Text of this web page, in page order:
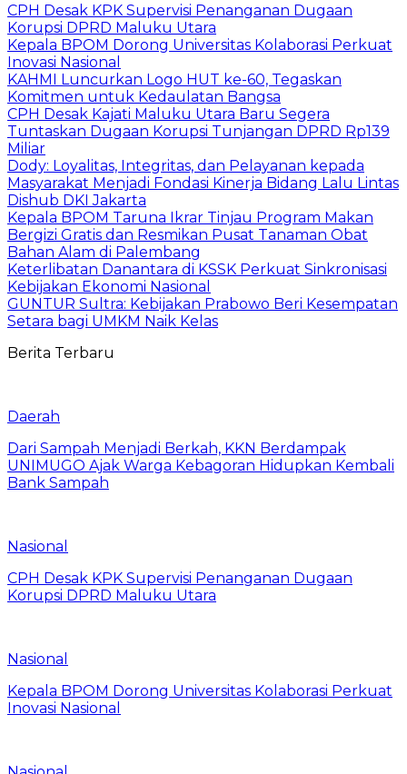
CPH Desak KPK Supervisi Penanganan Dugaan
Korupsi DPRD Maluku Utara
Kepala BPOM Dorong Universitas Kolaborasi Perkuat
Inovasi Nasional
KAHMI Luncurkan Logo HUT ke-60, Tegaskan
Komitmen untuk Kedaulatan Bangsa
CPH Desak Kajati Maluku Utara Baru Segera
Tuntaskan Dugaan Korupsi Tunjangan DPRD Rp139
Miliar
Dody: Loyalitas, Integritas, dan Pelayanan kepada
Masyarakat Menjadi Fondasi Kinerja Bidang Lalu Lintas
Dishub DKI Jakarta
Kepala BPOM Taruna Ikrar Tinjau Program Makan
Bergizi Gratis dan Resmikan Pusat Tanaman Obat
Bahan Alam di Palembang
Keterlibatan Danantara di KSSK Perkuat Sinkronisasi
Kebijakan Ekonomi Nasional
GUNTUR Sultra: Kebijakan Prabowo Beri Kesempatan
Setara bagi UMKM Naik Kelas
Berita Terbaru
Daerah
Dari Sampah Menjadi Berkah, KKN Berdampak
UNIMUGO Ajak Warga Kebagoran Hidupkan Kembali
Bank Sampah
Nasional
CPH Desak KPK Supervisi Penanganan Dugaan
Korupsi DPRD Maluku Utara
Nasional
Kepala BPOM Dorong Universitas Kolaborasi Perkuat
Inovasi Nasional